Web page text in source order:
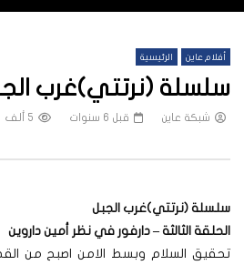
شبكة عاين قبل 7 أشهر
أفلام عاين الرئيسية
سلسلة (نرتتي)غرب
شبكة عاين قبل 6 سنوات 5 ألف
سلسلة (نرتتي)غرب الجبل
الحلقة الثالثة – دارفور في نظر أمين داروين
تحقيق السلام وبسط الامن اصبح من